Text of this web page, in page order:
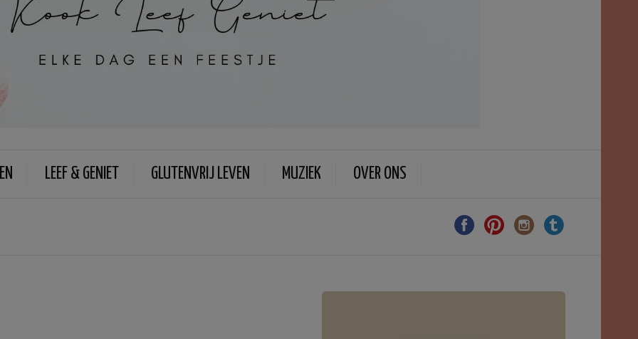
LEEF & GENIET GLUTENVRIJ LEVEN MUZIEK OVER ONS